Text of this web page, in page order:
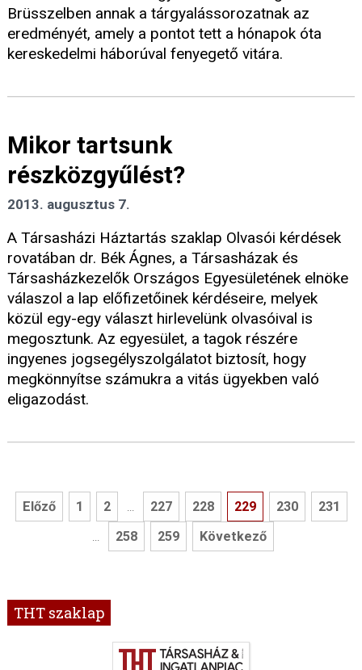
Brüsszelben annak a tárgyalássorozatnak az
eredményét, amely a pontot tett a hónapok óta
kereskedelmi háborúval fenyegető vitára.
Mikor tartsunk
részközgyűlést?
2013. augusztus 7.
A Társasházi Háztartás szaklap Olvasói kérdések
rovatában dr. Bék Ágnes, a Társasházak és
Társasházkezelők Országos Egyesületének elnöke
válaszol a lap előfizetőinek kérdéseire, melyek
közül egy-egy választ hirlevelünk olvasóival is
megosztunk. Az egyesület, a tagok részére
ingyenes jogsegélyszolgálatot biztosít, hogy
megkönnyítse számukra a vitás ügyekben való
eligazodást.
Előző 1 2 ... 227 228 229 230 231
... 258 259 Következő
THT szaklap